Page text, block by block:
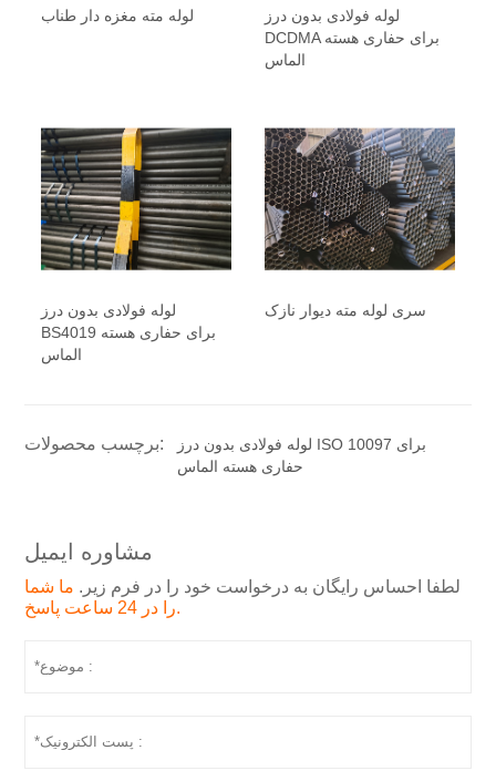
لوله مته مغزه دار طناب
لوله فولادی بدون درز
DCDMA برای حفاری هسته
الماس
لوله فولادی بدون درز
BS4019 برای حفاری هسته
الماس
سری لوله مته دیوار نازک
برچسب محصولات:
لوله فولادی بدون درز ISO 10097 برای
حفاری هسته الماس
مشاوره ایمیل
لطفا احساس رایگان به درخواست خود را در فرم زیر. ما شما
را در 24 ساعت پاسخ.